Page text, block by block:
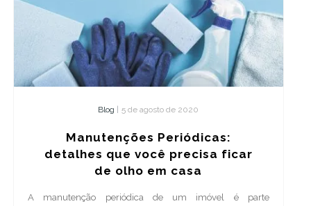
Blog | 5 de agosto de 2020
Manutenções Periódicas:
detalhes que você precisa ficar
de olho em casa
A manutenção periódica de um imóvel é parte